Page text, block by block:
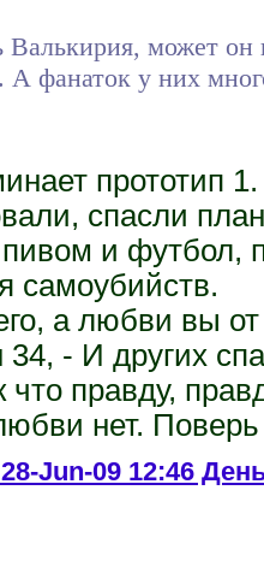
Валькирия, может
А фанаток у них
прототип
спасли
пивом и футбол,
самоубийств.
а любви вы
- И других
что правду,
нет.
Jun-09 12:46